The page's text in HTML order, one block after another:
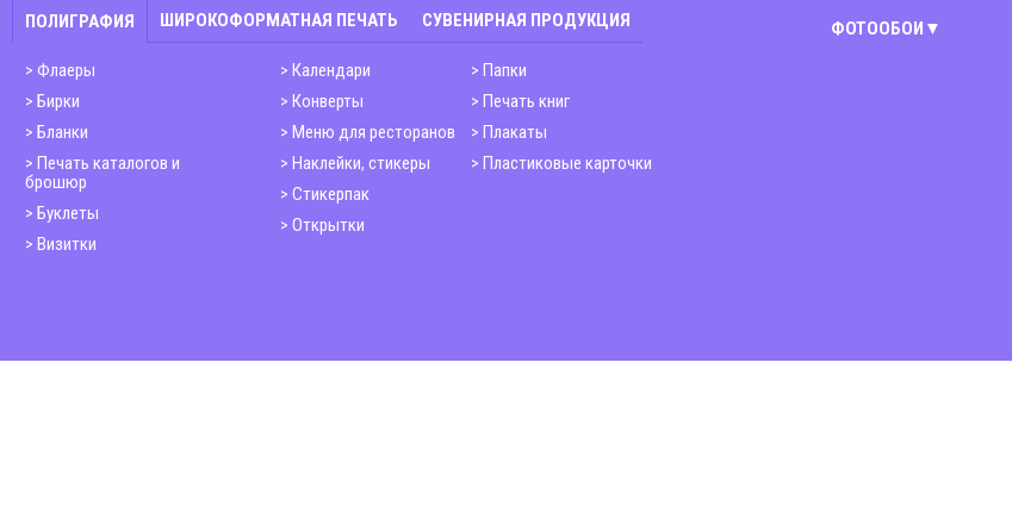
ПОЛИГРАФИЯ
Флаеры
Бирки
Бланки
Печать каталогов и
брошюр
Буклеты
Визитки
Календари
Конверты
Меню для ресторанов
Наклейки, стикеры
Стикерпак
Открытки
Папки
Печать книг
Плакаты
Пластиковые карточки
ШИРОКОФОРМАТНАЯ ПЕЧАТЬ СУВЕНИРНАЯ ПРОДУКЦИЯ ФОТООБОИ